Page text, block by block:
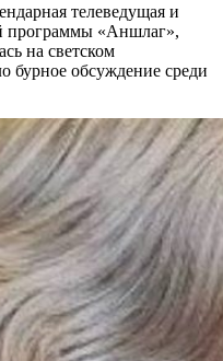
телеведущая и
программы «Аншлаг»,
на светском
бурное обсуждение среди